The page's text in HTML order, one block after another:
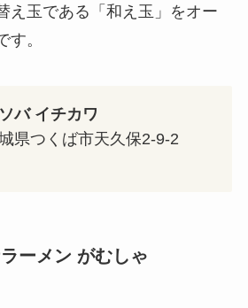
え玉である「和え玉」をオー
す。
バ イチカワ
県つくば市天久保2-9-2
ーメン がむしゃ